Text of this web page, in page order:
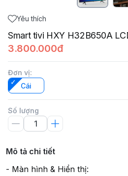
Yêu thích
Smart tivi HXY H32B650A
3.800.000đ
Đơn vị:
Cái
Số lượng
Mô tả chi tiết
- Màn hình & Hiển thị: